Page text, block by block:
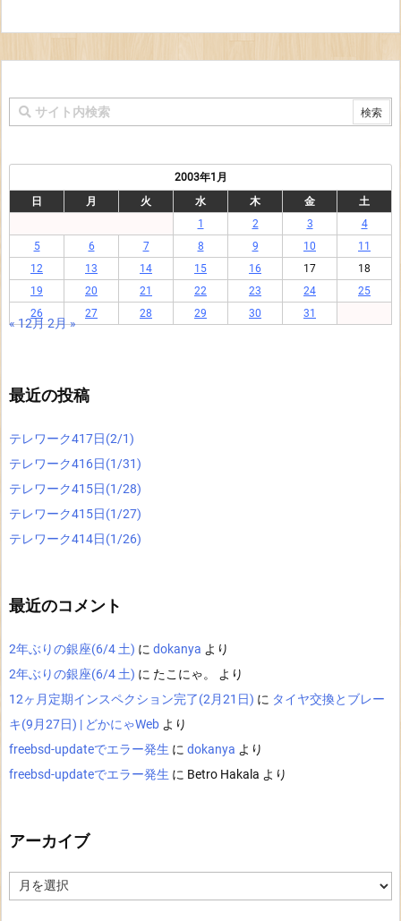
2003年1月
日
月 火 水 木 金
土
1
2 3
4
5
6 7 8 9 10
11
12
13 14 15 16 17
18
19
20 21 22 23 24
25
26
27 28 29 30 31
« 12月2月 »
最近の投稿
テレワーク417日(2/1)
テレワーク416日(1/31)
テレワーク415日(1/28)
テレワーク415日(1/27)
テレワーク414日(1/26)
最近のコメント
2年ぶりの銀座(6/4 土) に dokanya より
2年ぶりの銀座(6/4 土) に たこにゃ。
より
12ヶ月定期インスペクション完了(2月21日) に タイヤ交換とブレー
キ(9月27日) | どかにゃWeb より
freebsd-updateでエラー発生 に dokanya より
freebsd-updateでエラー発生 に Betro Hakala より
アーカイブ
ー